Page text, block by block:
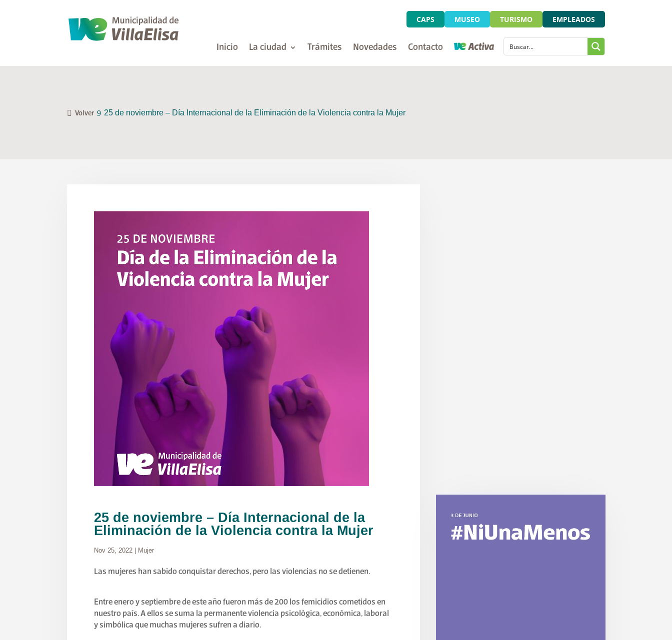
CAPS MUSEO TURISMO EMPLEADOS
Inicio La ciudad Trámites Novedades Contacto
Volver 25 de noviembre – Día Internacional de la Eliminación de la Violencia contra la Mujer
25 de noviembre – Día Internacional de la
Eliminación de la Violencia contra la Mujer
Nov 25, 2022 Mujer
Las mujeres han sabido conquistar derechos, pero las violencias no se detienen.
Entre enero y septiembre de este año fueron más de 200 los femicidios cometidos en
nuestro país. A ellos se suma la permanente violencia psicológica, económica, laboral
y simbólica que muchas mujeres sufren a diario.